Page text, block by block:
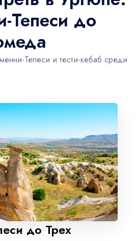
Тепеси до
Тепеси и тести-кебаб среди
до Трех